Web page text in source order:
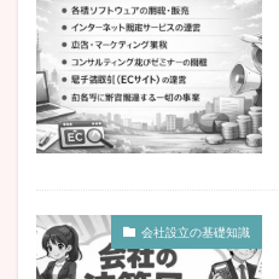
会社設立の基礎知識